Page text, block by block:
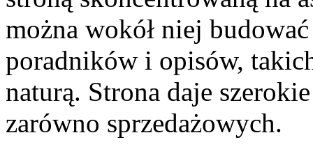
można wokół niej
poradników i opisów,
naturą. Strona daje
zarówno sprzedażowych.